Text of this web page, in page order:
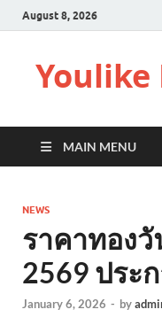
August 8, 2026
Youlike
MAIN MENU
NEWS
ราคาทอง
2569 ประ
January 6, 2026 - by